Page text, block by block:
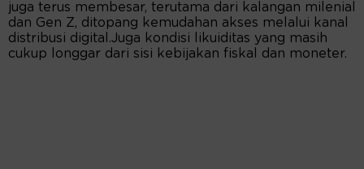
juga terus membesar, terutama dari kalangan milenial
dan Gen Z, ditopang kemudahan akses melalui kanal
distribusi digital.Juga kondisi likuiditas yang masih
cukup longgar dari sisi kebijakan fiskal dan moneter.